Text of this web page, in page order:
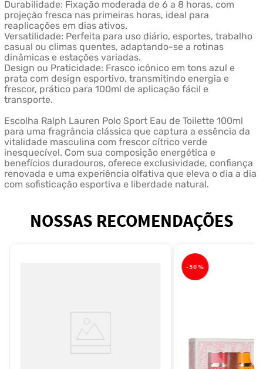
Durabilidade: Fixação moderada de 6 a 8 horas, com
projeção fresca nas primeiras horas, ideal para
reaplicações em dias ativos.
Versatilidade: Perfeita para uso diário, esportes, trabalho
casual ou climas quentes, adaptando-se a rotinas
dinâmicas e estações variadas.
Design ou Praticidade: Frasco icônico em tons azul e
prata com design esportivo, transmitindo energia e
frescor, prático para 100ml de aplicação fácil e
transporte.
Escolha Ralph Lauren Polo Sport Eau de Toilette 100ml
para uma fragrância clássica que captura a essência da
vitalidade masculina com frescor cítrico verde
inesquecível. Com sua composição energética e
benefícios duradouros, oferece exclusividade, confiança
renovada e uma experiência olfativa que eleva o dia a dia
com sofisticação esportiva e liberdade natural.
NOSSAS RECOMENDAÇÕES
-50%